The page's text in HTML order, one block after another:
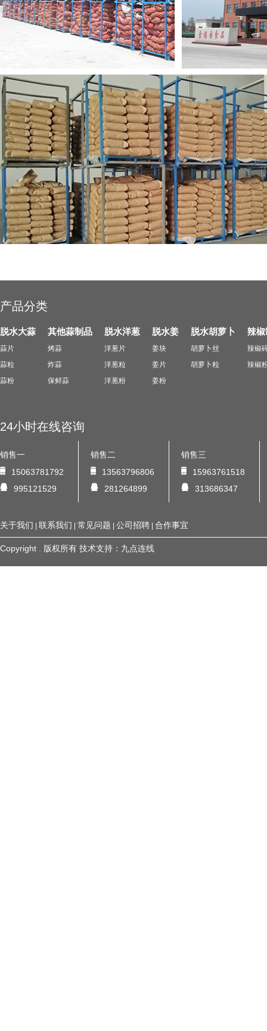
产品分类
脱水大蒜
蒜片
蒜粒
蒜粉
其他蒜制品
烤蒜
炸蒜
保鲜蒜
脱水洋葱
洋葱片
洋葱粒
洋葱粉
脱水姜
姜块
姜片
姜粉
脱水胡萝卜
胡萝卜丝
胡萝卜粒
辣
辣椒
辣椒
24小时在线咨询
销售一
15063781792
995121529
销售二
13563796806
281264899
销售三
15963761518
313686347
关于我们 联系我们 常见问题 公司招聘 合作事宜
Copyright . 版权所有 技术支持： 九点连线